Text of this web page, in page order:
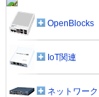
OpenBlocks
IoT関連
ネットワーク